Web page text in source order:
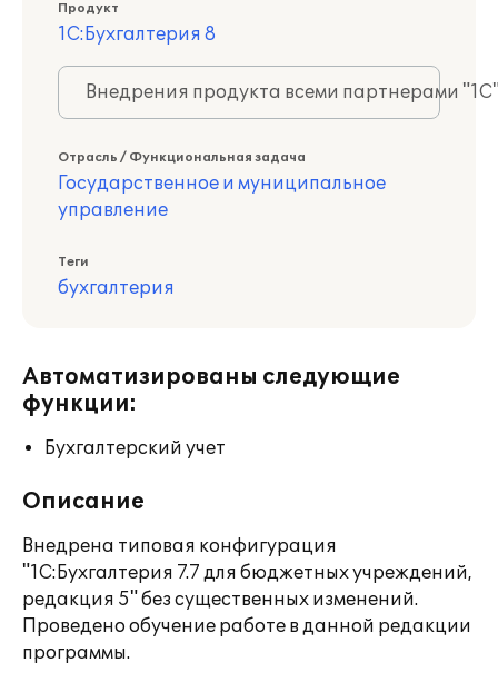
Продукт
1С:Бухгалтерия 8
Внедрения продукта всеми партнерами
Отрасль / Функциональная задача
Государственное и муниципальное
управление
Теги
бухгалтерия
Автоматизированы следующие
функции:
Бухгалтерский учет
Описание
Внедрена типовая конфигурация
"1С:Бухгалтерия 7.7 для бюджетных учреждений,
редакция 5" без существенных изменений.
Проведено обучение работе в данной редакции
программы.